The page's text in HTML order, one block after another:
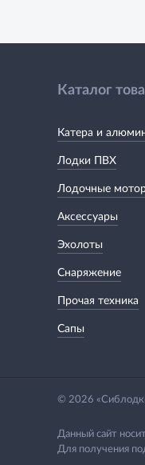
Каталог
Катера и
Лодки ПВХ
Лодочные
Аксессуары
Эхолоты
Снаряжение
Прочая техника
Сапы
© 2026
Данный сайт
Для получения